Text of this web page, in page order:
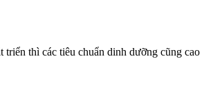
triển thì các tiêu chuẩn dinh dưỡng cũng cao